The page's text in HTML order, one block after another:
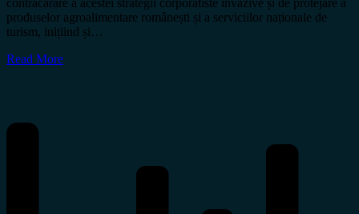
contracarare a acestei strategii corporatiste invazive și de protejare a
produselor agroalimentare românești și a serviciilor naționale de
turism, inițiind și…
Read More